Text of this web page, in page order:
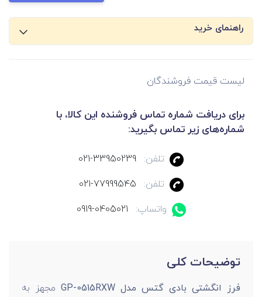
راهنمای خرید
لیست قیمت فروشندگان
برای دریافت شماره تماس فروشنده این کالا، با
شماره‌های زیر تماس بگیرید:
تلفن:
021-33950239
تلفن:
021-77999545
واتساپ:
0919-0405021
توضیحات کلی
فرز انگشتی بادی گتس مدل GP-0515RXW
مجهز به